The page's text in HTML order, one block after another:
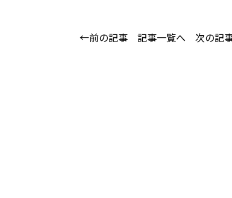
←前の記事 記事一覧へ 次の記